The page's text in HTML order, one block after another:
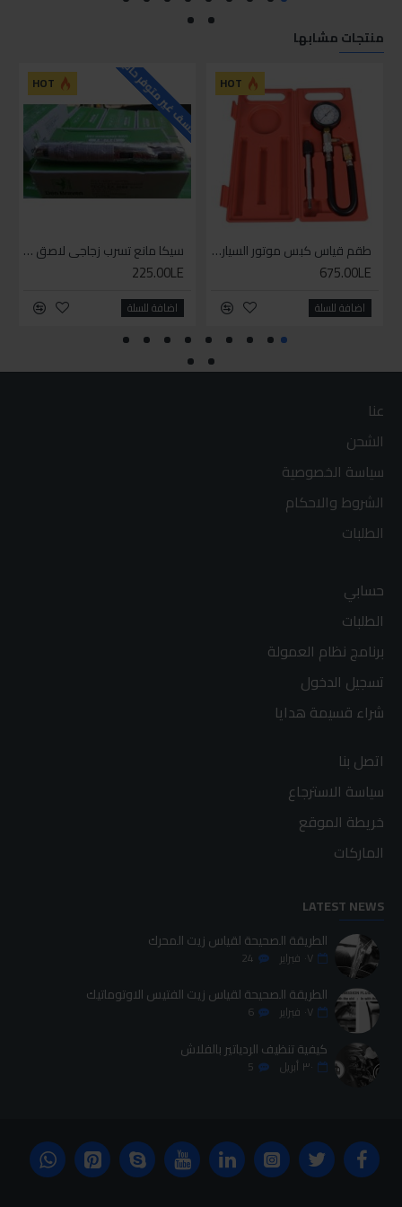
منتجات مشابها
HOT
طقم قياس كبس موتور السياره 3 ق
675.00LE
اضافة للسلة
HOT للاسف غير متوفر حاليا
سيكا مانع تسرب زجاجي لاصق اسود 600 مل
225.00LE
اضافة للسلة
عنا
الشحن
سياسة الخصوصية
الشروط والاحكام
الطلبات
حسابي
الطلبات
برنامج نظام العمولة
تسجيل الدخول
شراء قسيمة هدايا
اتصل بنا
سياسة الاسترجاع
خريطة الموقع
الماركات
LATEST NEWS
الطريقة الصحيحة لقياس زيت المحرك
٠٧ فبراير 24
الطريقة الصحيحة لقياس زيت الفتيس الاوتوماتيك
٠٧ فبراير 6
كيفية تنظيف الردياتير بالفلاش
٣٠ أبريل 5